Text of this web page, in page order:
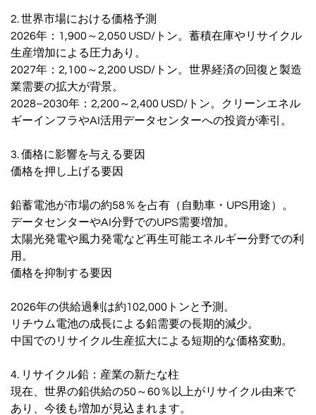
2. 世界市場における価格予測
2026年：1,900～2,050 USD/トン。蓄積在庫やリサイクル
生産増加による圧力あり。
2027年：2,100～2,200 USD/トン。世界経済の回復と製造
業需要の拡大が背景。
2028–2030年：2,200～2,400 USD/トン。クリーンエネル
ギーインフラやAI活用データセンターへの投資が牽引。
3. 価格に影響を与える要因
価格を押し上げる要因
鉛蓄電池が市場の約58％を占有（自動車・UPS用途）。
データセンターやAI分野でのUPS需要増加。
太陽光発電や風力発電など再生可能エネルギー分野での利
用。
価格を抑制する要因
2026年の供給過剰は約102,000トンと予測。
リチウム電池の成長による鉛需要の長期的減少。
中国でのリサイクル生産拡大による短期的な価格変動。
4. リサイクル鉛：産業の新たな柱
現在、世界の鉛供給の50～60％以上がリサイクル由来で
あり、今後も増加が見込まれます。